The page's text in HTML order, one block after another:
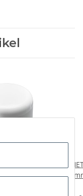
4 Stück
€